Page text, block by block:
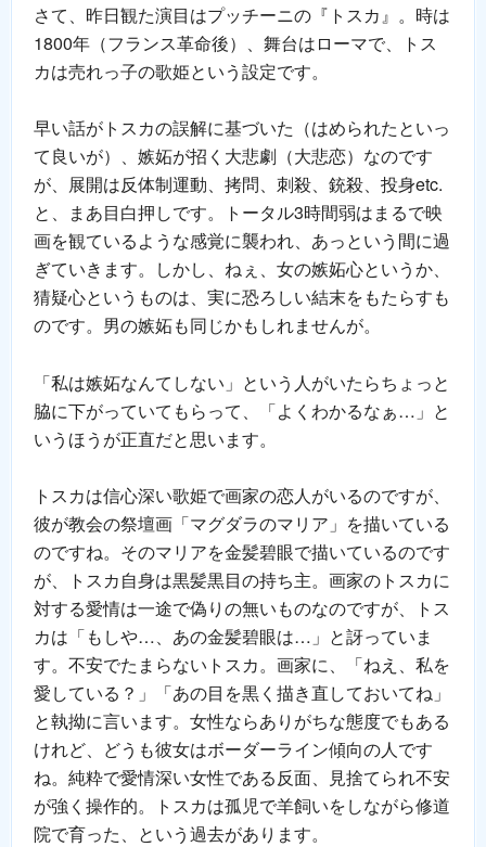
さて、昨日観た演目はプッチーニの『トスカ』。時は
1800年（フランス革命後）、舞台はローマで、トス
カは売れっ子の歌姫という設定です。
早い話がトスカの誤解に基づいた（はめられたといっ
て良いが）、嫉妬が招く大悲劇（大悲恋）なのです
が、展開は反体制運動、拷問、刺殺、銃殺、投身etc.
と、まあ目白押しです。トータル3時間弱はまるで映
画を観ているような感覚に襲われ、あっという間に過
ぎていきます。しかし、ねぇ、女の嫉妬心というか、
猜疑心というものは、実に恐ろしい結末をもたらすも
のです。男の嫉妬も同じかもしれませんが。
「私は嫉妬なんてしない」という人がいたらちょっと
脇に下がっていてもらって、「よくわかるなぁ…」と
いうほうが正直だと思います。
トスカは信心深い歌姫で画家の恋人がいるのですが、
彼が教会の祭壇画「マグダラのマリア」を描いている
のですね。そのマリアを金髪碧眼で描いているのです
が、トスカ自身は黒髪黒目の持ち主。画家のトスカに
対する愛情は一途で偽りの無いものなのですが、トス
カは「もしや…、あの金髪碧眼は…」と訝っていま
す。不安でたまらないトスカ。画家に、「ねえ、私を
愛している？」「あの目を黒く描き直しておいてね」
と執拗に言います。女性ならありがちな態度でもある
けれど、どうも彼女はボーダーライン傾向の人です
ね。純粋で愛情深い女性である反面、見捨てられ不安
が強く操作的。トスカは孤児で羊飼いをしながら修道
院で育った、という過去があります。